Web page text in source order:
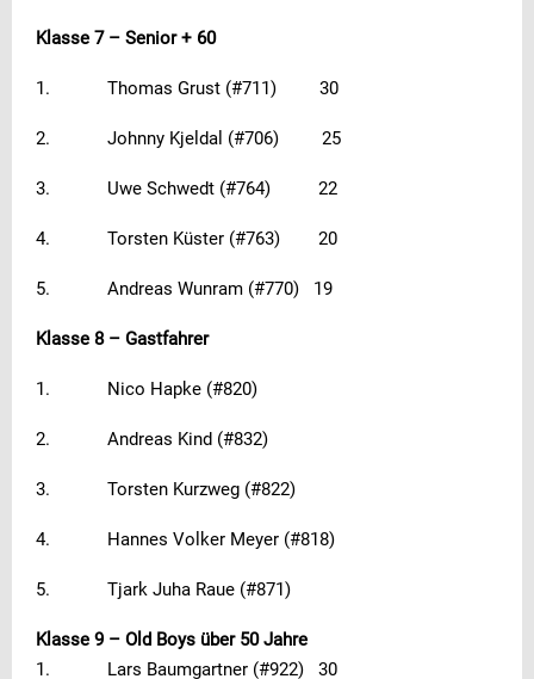
Klasse 7 – Senior + 60
1. Thomas Grust (#711) 30
2. Johnny Kjeldal (#706) 25
3. Uwe Schwedt (#764) 22
4. Torsten Küster (#763) 20
5. Andreas Wunram (#770) 19
Klasse 8 – Gastfahrer
1. Nico Hapke (#820)
2. Andreas Kind (#832)
3. Torsten Kurzweg (#822)
4. Hannes Volker Meyer (#818)
5. Tjark Juha Raue (#871)
Klasse 9 – Old Boys über 50 Jahre
1. Lars Baumgartner (#922) 30